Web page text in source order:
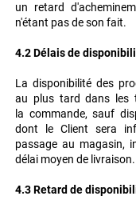
un retard
n'étant pas de son fait.
4.2 Délais de
La disponibilité des
au plus tard dans les
la commande, sauf
dont le Client sera
passage au magasin,
délai moyen de livraison.
4.3 Retard de